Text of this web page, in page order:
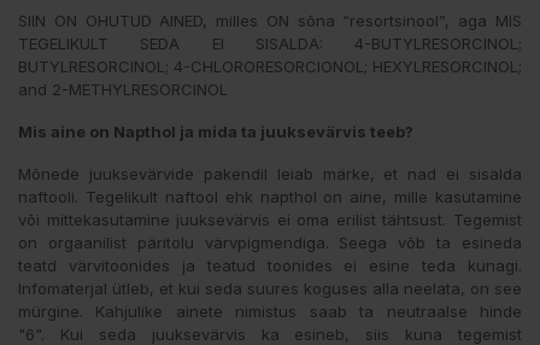
SIIN ON OHUTUD AINED, milles ON sõna “resortsinool”, aga MIS
TEGELIKULT SEDA EI SISALDA: 4-BUTYLRESORCINOL;
BUTYLRESORCINOL; 4-CHLORORESORCIONOL; HEXYLRESORCINOL;
and 2-METHYLRESORCINOL
Mis aine on Napthol ja mida ta juuksevärvis teeb?
Mõnede juuksevärvide pakendil leiab märke, et nad ei sisalda
naftooli. Tegelikult naftool ehk napthol on aine, mille kasutamine
või mittekasutamine juuksevärvis ei oma erilist tähtsust. Tegemist
on orgaanilist päritolu värvpigmendiga. Seega võb ta esineda
teatd värvitoonides ja teatud toonides ei esine teda kunagi.
Infomaterjal ütleb, et kui seda suures koguses alla neelata, on see
mürgine. Kahjulike ainete nimistus saab ta neutraalse hinde
"6". Kui seda juuksevärvis ka esineb, siis kuna tegemist